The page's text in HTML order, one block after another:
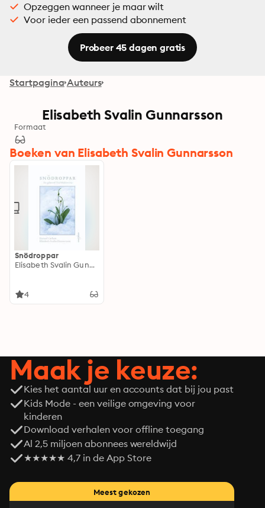
Opzeggen wanneer je maar wilt
Voor ieder een passend abonnement
Probeer 45 dagen gratis
Startpagina Auteurs
Elisabeth Svalin Gunnarsson
Formaat
Boeken van Elisabeth Svalin Gunnarsson
Snödroppar
Elisabeth Svalin Gunnarsson
4
Maak je keuze:
Kies het aantal uur en accounts dat bij jou past
Kids Mode - een veilige omgeving voor
kinderen
Download verhalen voor offline toegang
Al 2,5 miljoen abonnees wereldwijd
★★★★★ 4,7 in de App Store
Meest gekozen